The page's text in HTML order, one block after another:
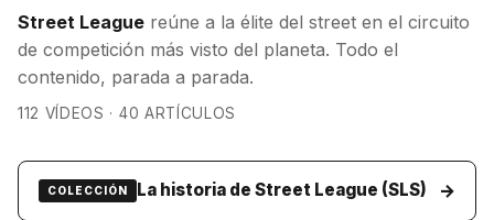
Street League reúne a la élite del street en el circuito
de competición más visto del planeta. Todo el
contenido, parada a parada.
112 VÍDEOS · 40 ARTÍCULOS
COLECCIÓN La historia de Street League (SLS) →